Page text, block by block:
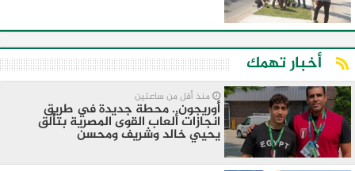
أخبار تهمك
منذ أقل من ساعتين
أوريجون.. محطة جديدة في طريق
انجازات ألعاب القوى المصرية بتألق
يحيي خالد وشريف ومحسن